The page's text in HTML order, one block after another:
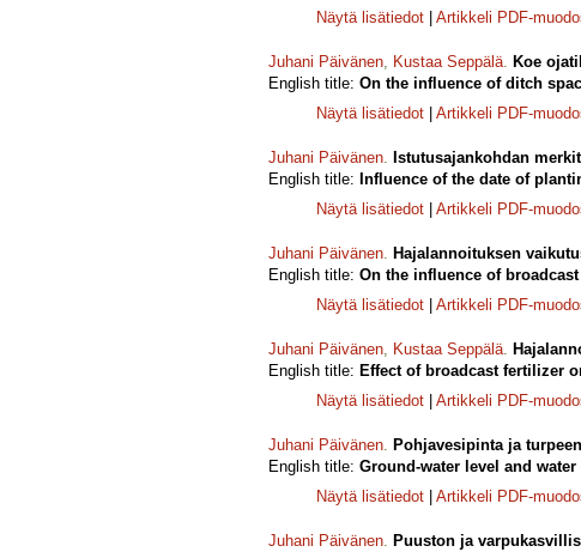
Näytä lisätiedot
Artikkeli PDF-
Juhani Päivänen, Kustaa Seppälä. Koe
English title: On the influence of ditch
Näytä lisätiedot
Artikkeli PDF-
Juhani Päivänen. Istutusajankohdan
English title: Influence of the date of
Näytä lisätiedot
Artikkeli PDF-
Juhani Päivänen. Hajalannoituksen
English title: On the influence of
Näytä lisätiedot
Artikkeli PDF-
Juhani Päivänen, Kustaa Seppälä.
English title: Effect of broadcast fertilizer
Näytä lisätiedot
Artikkeli PDF-
Juhani Päivänen. Pohjavesipinta ja
English title: Ground-water level and
Näytä lisätiedot
Artikkeli PDF-
Juhani Päivänen. Puuston ja